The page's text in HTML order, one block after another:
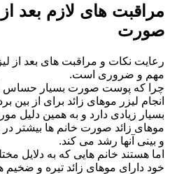
مراقبت های لازم بعد
صورت
رعایت نکات و مراقبت های بعد از
مهم و ضروری است.
چرا که پوست صورت بسیار
انجام لیزر موهای زائد برای از
بسیار زیادی دارد و به همین دلیل
موهای زائد صورت خانم ها بیشتر
و بینی آنها رشد می کند.
اما هستند خانم هایی که به
خود دارای موهای زائد تیره و ضخیم